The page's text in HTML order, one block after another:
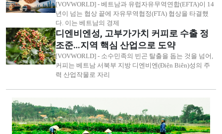
[VOVWORLD] - 베트남과 유럽자유무역연합(EFTA)이 14
년이 넘는 협상 끝에 자유무역협정(FTA) 협상을 타결했
다. 이는 베트남의 경제
디엔비엔성, 고부가가치 커피로 수출 정
조준…지역 핵심 산업으로 도약
[VOVWORLD] - 소수민족의 빈곤 탈출을 돕는 것을 넘어,
커피는 베트남 서북부 지방 디엔비엔(Điện Biên)성의 주
력 산업작물로 자리